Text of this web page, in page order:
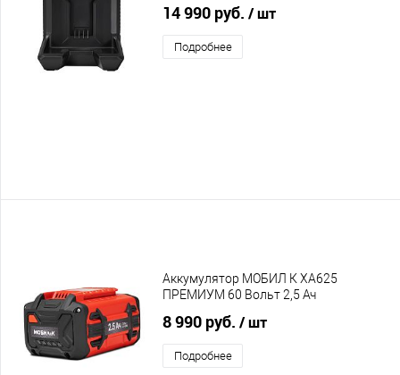
14 990 руб. / шт
Подробнее
Аккумулятор МОБИЛ К XA625
ПРЕМИУМ 60 Вольт 2,5 Ач
8 990 руб. / шт
Подробнее